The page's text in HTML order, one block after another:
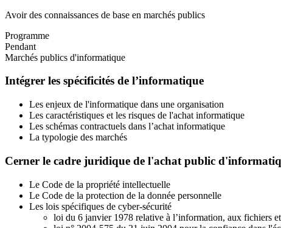
Avoir des connaissances de base en marchés publics
Programme
Pendant
Marchés publics d'informatique
Intégrer les spécificités de l’informatique
Les enjeux de l'informatique dans une organisation
Les caractéristiques et les risques de l'achat informatique
Les schémas contractuels dans l’achat informatique
La typologie des marchés
Cerner le cadre juridique de l'achat public
Le Code de la propriété intellectuelle
Le Code de la protection de la donnée personnelle
Les lois spécifiques de cyber-sécurité
loi du 6 janvier 1978 relative à l’information, aux fichiers